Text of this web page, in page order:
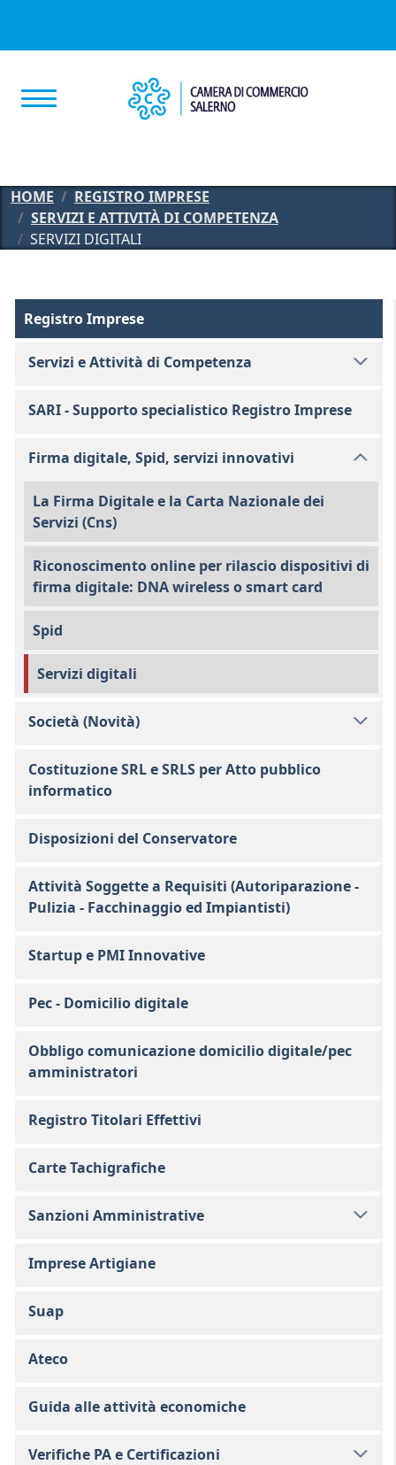
HOME
REGISTRO IMPRESE
SERVIZI E ATTIVITÀ DI COMPETENZA
SERVIZI DIGITALI
Registro Imprese
Registro Imprese
Servizi e Attività di Competenza
SARI - Supporto specialistico Registro Imprese
Firma digitale, Spid, servizi innovativi
La Firma Digitale e la Carta Nazionale dei
Servizi (Cns)
Riconoscimento online per rilascio dispositivi di
firma digitale: DNA wireless o smart card
Spid
Servizi digitali
Società (Novità)
Costituzione SRL e SRLS per Atto pubblico
informatico
Disposizioni del Conservatore
Attività Soggette a Requisiti (Autoriparazione -
Pulizia - Facchinaggio ed Impiantisti)
Startup e PMI Innovative
Pec - Domicilio digitale
Obbligo comunicazione domicilio digitale/pec
amministratori
Registro Titolari Effettivi
Carte Tachigrafiche
Sanzioni Amministrative
Imprese Artigiane
Suap
Ateco
Guida alle attività economiche
Verifiche PA e Certificazioni